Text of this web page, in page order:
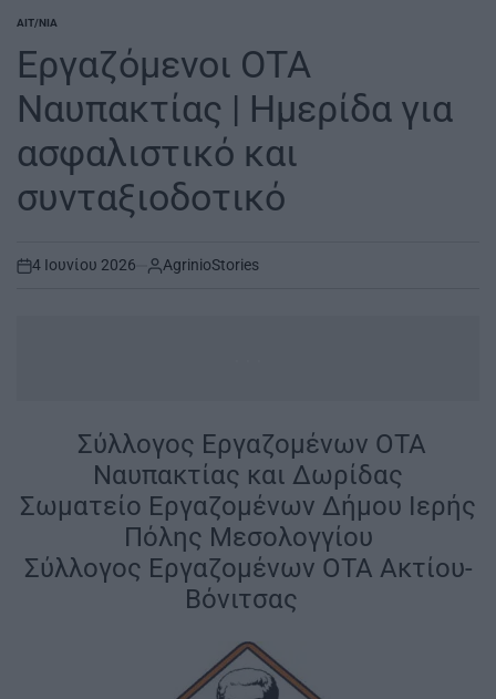
POSTED
ΑΙΤ/ΝΊΑ
Εργαζόμενοι ΟΤΑ
Ναυπακτίας | Ημερίδα για
ασφαλιστικό και
συνταξιοδοτικό
on
4 Ιουνίου 2026 AgrinioStories
Σύλλογος Εργαζομένων ΟΤΑ
Ναυπακτίας και Δωρίδας
Σωματείο Εργαζομένων Δήμου Ιερής
Πόλης Μεσολογγίου
Σύλλογος Εργαζομένων ΟΤΑ Ακτίου-
Βόνιτσας